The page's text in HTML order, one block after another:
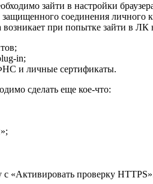
зайти в настройки
защищенного соединения
при попытке зайти в ЛК
in;
и личные сертификаты.
сделать еще кое-что:
с «Активировать проверку